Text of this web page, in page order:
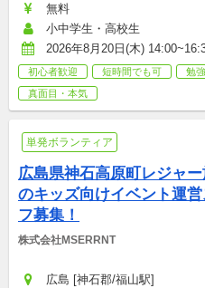
無料
小中学生・高校生
2026年8月20日(木)
初心者歓迎 短時間でも可 勉
真面目・本気
単発ボランティア
広島県神石高原町レジャ
のキッズ向けイベント運営
フ募集！
株式会社MSERRNT
広島 [神石郡/福山駅]